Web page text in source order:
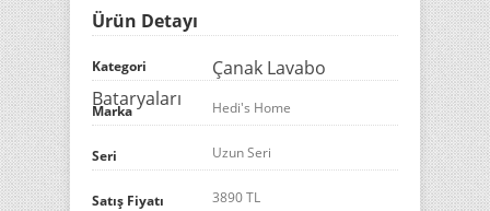
Ürün Detayı
Kategori
Çanak Lavabo
Bataryaları
Marka Hedi's Home
Seri Uzun Seri
Satış Fiyatı 3890 TL